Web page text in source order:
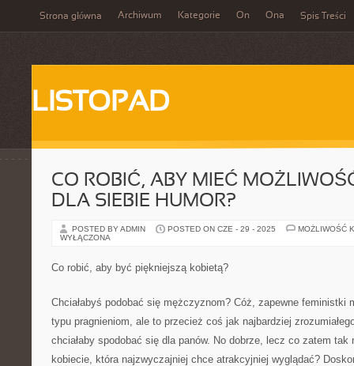
Strona główna Archiwum Kategorie On Ona Spis Treści
LISTOPAD
CO ROBIĆ, ABY MIEĆ
DLA SIEBIE HUMOR?
POSTED BY ADMIN POSTED ON CZE - 29 - 2025
MOŻLIWOŚĆ
WYŁĄCZONA
Co robić, aby być piękniejszą kobietą?
Chciałabyś podobać się mężczyznom? Cóż, zapewne feministki
typu pragnieniom, ale to przecież coś jak najbardziej
chciałaby spodobać się dla panów. No dobrze, lecz co zatem tak
kobiecie, która najzwyczajniej chce atrakcyjniej wyglądać?